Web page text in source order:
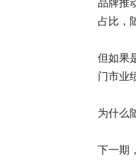
占比，
但如果
门市业
为什么
下一期